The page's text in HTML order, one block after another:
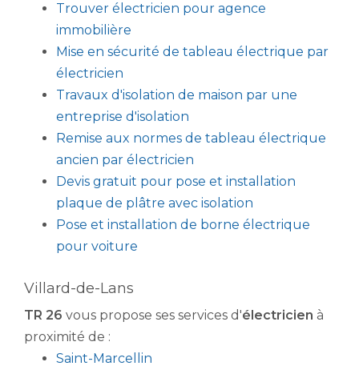
Trouver électricien pour agence
immobilière
Mise en sécurité de tableau électrique par
électricien
Travaux d'isolation de maison par une
entreprise d'isolation
Remise aux normes de tableau électrique
ancien par électricien
Devis gratuit pour pose et installation
plaque de plâtre avec isolation
Pose et installation de borne électrique
pour voiture
Villard-de-Lans
TR 26 vous propose ses services d'électricien à
proximité de :
Saint-Marcellin